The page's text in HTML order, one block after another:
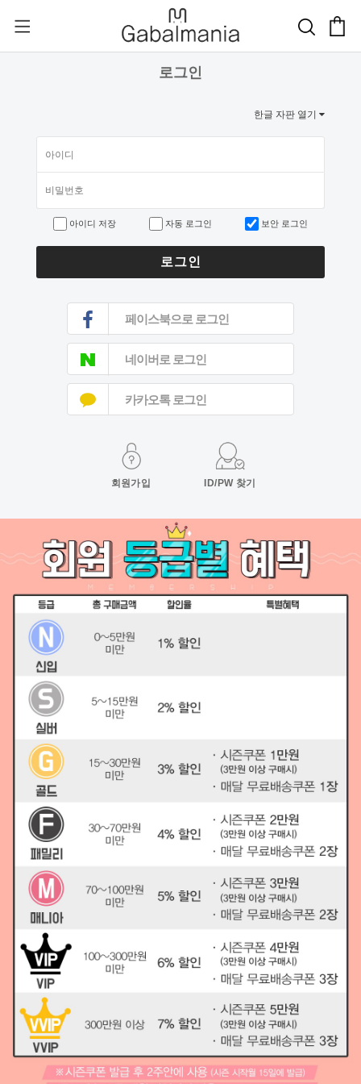
로그인
한글 자판 열기
아이디 저장 자동 로그인 보안 로그인
로그인
페이스북으로 로그인
네이버로 로그인
카카오톡 로그인
회원가입 ID/PW 찾기